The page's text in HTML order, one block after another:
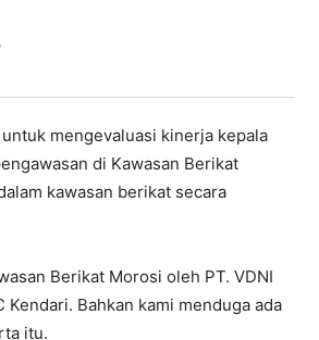
mengevaluasi kinerja kepala
di Kawasan Berikat
kawasan berikat secara
Berikat Morosi oleh PT. VDNI
Bahkan kami menduga ada
itu.